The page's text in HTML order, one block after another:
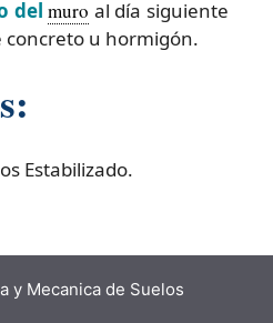
delmuro al día siguiente
concreto u hormigón.
Estabilizado.
y Mecanica de Suelos